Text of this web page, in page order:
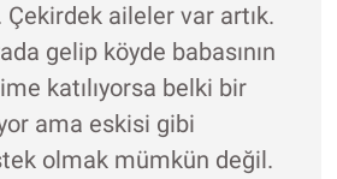
Çekirdek aileler var artık.
gelip köyde babasının
katılıyorsa belki bir
ama eskisi gibi
olmak mümkün değil.